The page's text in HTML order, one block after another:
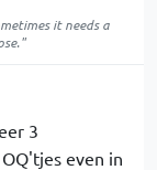
it needs a
3
even in